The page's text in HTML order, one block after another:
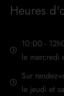
Heures
10:00 -
le mercredi
Sur rendez-
le jeudi et